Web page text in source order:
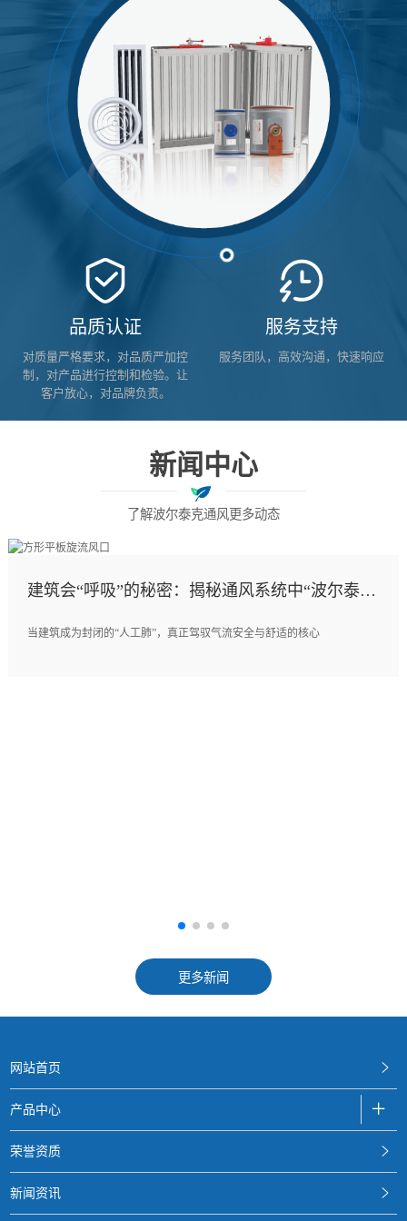
品质认证
对质量严格要求，对品质严加控
制，对产品进行控制和检验。让
客户放心，对品牌负责。
服务支持
服务团队，高效沟通，快速响应
新闻中心
了解波尔泰克通风更多动态
建筑会“呼吸”的秘密：揭秘通风系统中“波尔泰克
当建筑成为封闭的“人工肺”，真正驾驭气流安全与舒适的核心
更多新闻
网站首页
产品中心
荣誉资质
新闻资讯